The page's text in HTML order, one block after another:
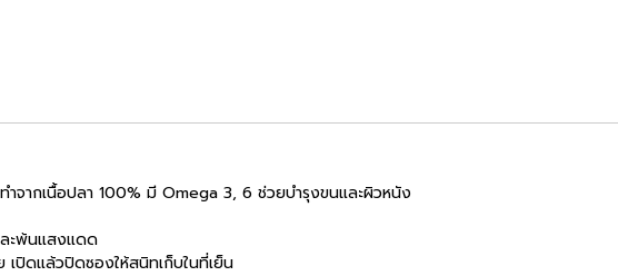
ำจากเนื้อปลา 100% มี Omega 3, 6 ช่วยบำรุงขนและผิวหนัง
ละพ้นแสงแดด
เปิดแล้วปิดซองให้สนิทเก็บในที่เย็น